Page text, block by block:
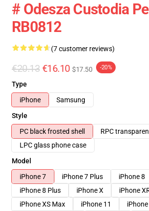
# Odesza Custodia
RB0812
(7 customer reviews)
€20.13 €16.10 $17.50 -20%
Type
iPhone
Samsung
Style
PC black frosted shell
RPC
LPC glass phone case
Model
iPhone 7
iPhone 7 Plus
iPhone 8
iPhone 8 Plus
iPhone X iPhone
iPhone XS Max
iPhone 11